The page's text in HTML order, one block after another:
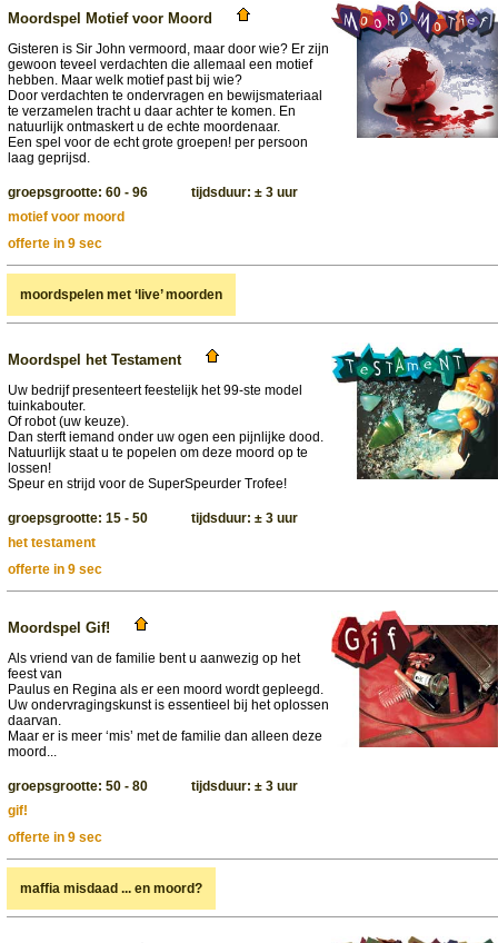
Moordspel Motief voor Moord
Gisteren is Sir John vermoord, maar door wie? Er zijn
gewoon teveel verdachten die allemaal een motief
hebben. Maar welk motief past bij wie?
Door verdachten te ondervragen en bewijsmateriaal
te verzamelen tracht u daar achter te komen. En
natuurlijk ontmaskert u de echte moordenaar.
Een spel voor de echt grote groepen! per persoon
laag geprijsd.
groepsgrootte: 60 - 96 tijdsduur: ± 3 uur
motief voor moord
offerte in 9 sec
moordspelen met ‘live’ moorden
Moordspel het Testament
Uw bedrijf presenteert feestelijk het 99-ste model
tuinkabouter.
Of robot (uw keuze).
Dan sterft iemand onder uw ogen een pijnlijke dood.
Natuurlijk staat u te popelen om deze moord op te
lossen!
Speur en strijd voor de SuperSpeurder Trofee!
groepsgrootte: 15 - 50 tijdsduur: ± 3 uur
het testament
offerte in 9 sec
Moordspel Gif!
Als vriend van de familie bent u aanwezig op het
feest van
Paulus en Regina als er een moord wordt gepleegd.
Uw ondervragingskunst is essentieel bij het oplossen
daarvan.
Maar er is meer ‘mis’ met de familie dan alleen deze
moord...
groepsgrootte: 50 - 80 tijdsduur: ± 3 uur
gif!
offerte in 9 sec
maffia misdaad ... en moord?